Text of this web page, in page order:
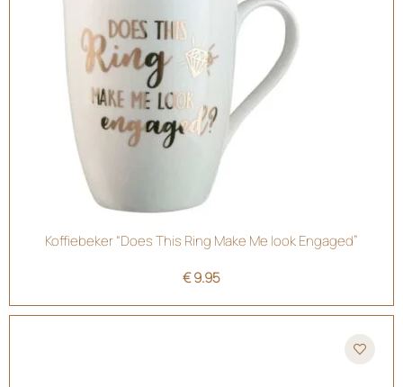
Koffiebeker “Does This Ring Make Me look Engaged”
€9.95